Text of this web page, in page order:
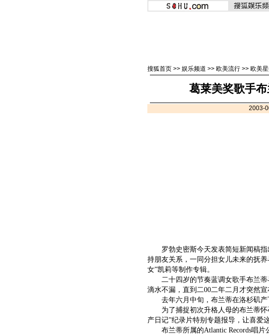
搜狐首页 >> 娱乐频道 >> 欧美流行 >> 欧美
葛莱美奖歌手
2003-
罗勃史密斯今天发表简短新闻稿指
持朋友关系，一同分担女儿未来的抚
女”凯莉等制作专辑。
二十四岁的节奏蓝调女歌手布兰蒂
滴水不漏，直到二00二年二月才突然宣
去年六月中旬，布兰蒂在洛杉矶产
为了捕捉初次升格人母的布兰蒂怀
产日记”纪录片特别专题报导，让喜爱
布兰蒂所属的Atlantic Records唱片